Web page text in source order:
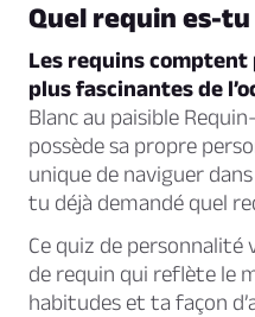
Quel requin es-tu
Les requins
plus fascinantes de
Blanc au paisible
possède sa propre
unique de naviguer
tu déjà demandé quel
Ce quiz de personnalité
de requin qui reflète le
habitudes et ta façon